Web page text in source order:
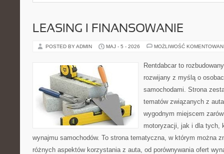
LEASING I FINANSOWANIE
POSTED BY ADMIN MAJ - 5 - 2026 MOŻLIWOŚĆ
Rentdabcar to
rozwijany z myślą o
samochodami. Strona
tematów związanych z
wygodnym miejscem
motoryzacji, jak i dla tych,
wynajmu samochodów. To strona tematyczna, w którym można
różnych aspektów korzystania z auta, od porównywania ofert